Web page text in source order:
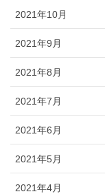
2021年10月
2021年9月
2021年8月
2021年7月
2021年6月
2021年5月
2021年4月